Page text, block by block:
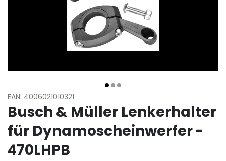
EAN: 4006021010321
Busch & Müller Lenkerhalter
für Dynamoscheinwerfer -
470LHPB